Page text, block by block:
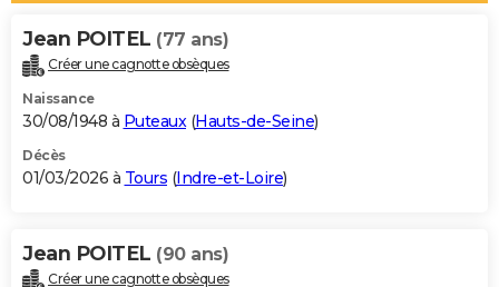
Alimentation
Guide de la santé
Maladies
Médicaments
Sommeil
VOYAGE
Destinations
City break
Voyage nature
Voyage de noces
Forum
Climat
+PHOTO
GUIDES D'ACHAT
BONS PLANS
Carte de Noël
Carte Bonne année
Carte Saint-Valentin
Carte Pâques
Carte d'anniversaire
DICTIONNAIRE
Jean POITEL (77 ans)
Créer une cagnotte obsèques
Naissance
30/08/1948 à Puteaux(Hauts-de-Seine)
Décès
01/03/2026 à Tours (Indre-et-Loire)
Jean POITEL (90 ans)
Créer une cagnotte obsèques